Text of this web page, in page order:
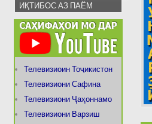
ИҚТИБОС АЗ ПАЁМ
Телевизиоин Тоҷикистон
Телевизиони Сафина
Телевизиони Ҷаҳоннамо
Телевизиони Варзиш